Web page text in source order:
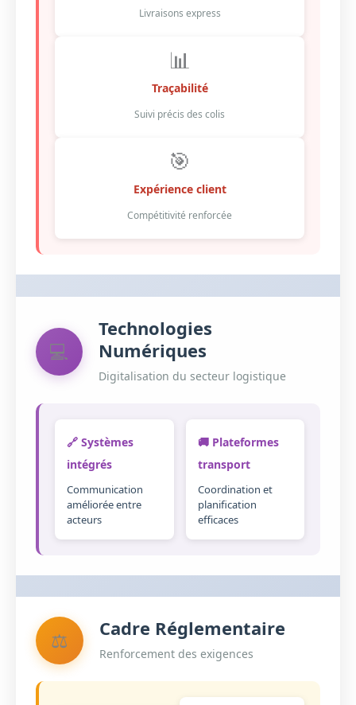
Livraisons express
📊
Traçabilité
Suivi précis des colis
🎯
Expérience client
Compétitivité renforcée
💻
Technologies
Numériques
Digitalisation du secteur logistique
🔗 Systèmes
intégrés
Communication
améliorée entre
acteurs
🚚 Plateformes
transport
Coordination et
planification
efficaces
⚖️ Cadre Réglementaire
Renforcement des exigences